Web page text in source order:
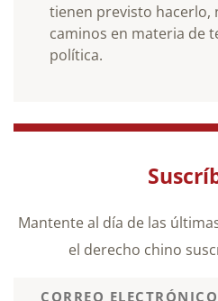
tienen previsto hacerlo,
caminos en materia de
política.
Mantente al día de las
el derecho chino